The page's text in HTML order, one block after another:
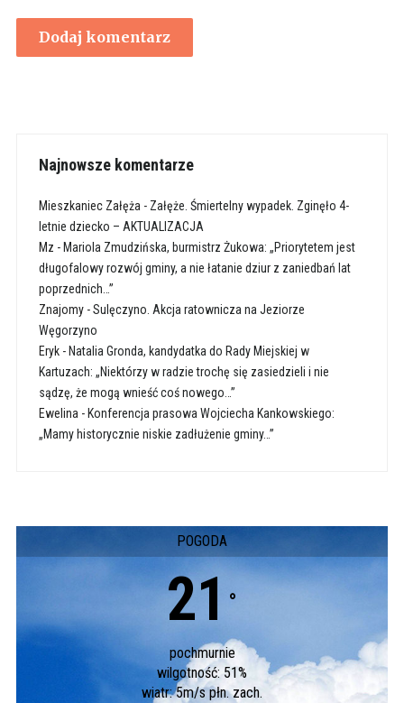
Najnowsze komentarze
Mieszkaniec Załęża - Załęże. Śmiertelny wypadek. Zginęło 4-
letnie dziecko – AKTUALIZACJA
Mz - Mariola Zmudzińska, burmistrz Żukowa: „Priorytetem jest
długofalowy rozwój gminy, a nie łatanie dziur z zaniedbań lat
poprzednich…”
Znajomy-Sulęczyno. Akcja ratownicza na Jeziorze
Węgorzyno
Eryk- Natalia Gronda, kandydatka do Rady Miejskiej w
Kartuzach: „Niektórzy w radzie trochę się zasiedzieli i nie
sądzę, że mogą wnieść coś nowego…”
Ewelina - Konferencja prasowa Wojciecha Kankowskiego:
„Mamy historycznie niskie zadłużenie gminy…”
POGODA
21 °
pochmurnie
wilgotność: 51%
wiatr: 5m/s płn. zach.